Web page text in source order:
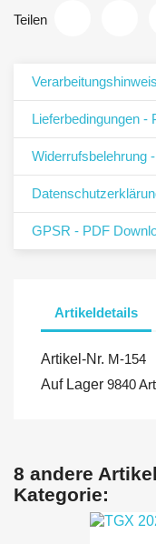
Teilen
Lieferbedingungen -
Widerrufsbelehrung
GPSR - PDF
Artikeldetails
Artikel-Nr. M-154
Auf Lager 9840
8 andere
Kategorie: